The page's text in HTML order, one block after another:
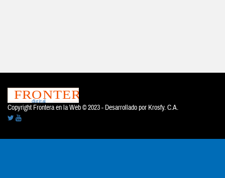
Copyright Frontera en la Web © 2023 - Desarrollado por Krosfy. C.A.